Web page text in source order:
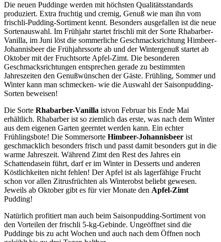
Die neuen Puddinge werden mit höchsten Qualitätsstandards
produziert. Extra fruchtig und cremig, Genuß wie man ihn vom
frischli-Pudding-Sortiment kennt. Besonders ausgefallen ist die neue
Sortenauswahl. Im Frühjahr startet frischli mit der Sorte Rhabarber-
Vanilla, im Juni löst die sommerliche Geschmacksrichtung Himbeer-
Johannisbeer die Frühjahrssorte ab und der Wintergenuß startet ab
Oktober mit der Fruchtsorte Apfel-Zimt. Die besonderen
Geschmacksrichtungen entsprechen gerade zu bestimmten
Jahreszeiten den Genußwünschen der Gäste. Frühling, Sommer und
Winter kann man schmecken- wie die Auswahl der Saisonpudding-
Sorten beweisen!
Die Sorte Rhabarber-Vanilla istvon Februar bis Ende Mai
erhältlich. Rhabarber ist so ziemlich das erste, was nach dem Winter
aus dem eigenen Garten geerntet werden kann. Ein echter
Frühlingsbote! Die Sommersorte Himbeer-Johannisbeer ist
geschmacklich besonders frisch und passt damit besonders gut in die
warme Jahreszeit. Während Zimt den Rest des Jahres ein
Schattendasein führt, darf er im Winter in Desserts und anderen
Köstlichkeiten nicht fehlen! Der Apfel ist als lagerfähige Frucht
schon vor allen Zitrusfrüchten als Winterobst beliebt gewesen.
Jeweils ab Oktober gibt es für vier Monate den Apfel-Zimt
Pudding!
Natürlich profitiert man auch beim Saisonpudding-Sortiment von
den Vorteilen der frischli 5-kg-Gebinde. Ungeöffnet sind die
Puddinge bis zu acht Wochen und auch nach dem Öffnen noch